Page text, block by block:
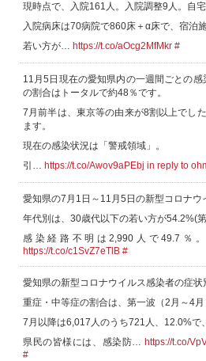
現時点で、入院161人。入院調整9人。自
入院病床は70病院で860床＋α床で、宿泊
若い方が… https://t.co/aOcg2MfMkr #
11月5日現在の愛知県内の一週間ごとの
の割合はトータルで約48％です。
7月前半は、東京等の由来が8割以上でし
ます。
現在の感染状況は「警戒領域」。
引… https://t.co/Awov9aPEbj in reply to
愛知県の7月1日～11月5日の新型コロナウ
年代別は、30歳代以下の若い方が54.2%(
感染経路不明は2,990人で49.7％
https://t.co/c1SvZ7eTlB #
愛知県の新型コロナウイルス感染者の症状
重症・中等症の割合は、第一波（2月～4月
7月以降は6,017人のうち721人、12.0%で
県民の皆様には、感染防… https://t.co/
#